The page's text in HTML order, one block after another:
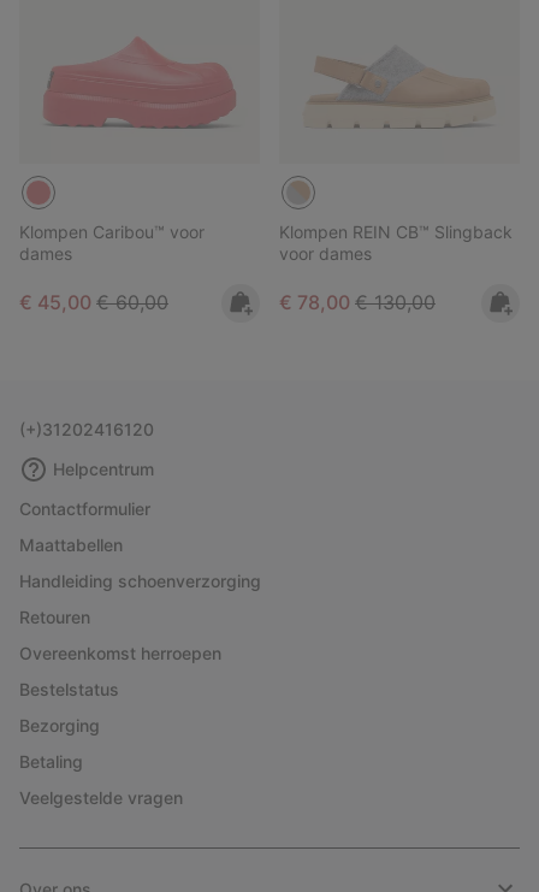
Klompen Caribou™ voor
dames
Sale price:
€ 45,00 Regular price:
€ 60,00
Klompen REIN CB™ Slingback
voor dames
Sale price:
€ 78,00 Regular price:
€ 130,00
(+)31202416120
Helpcentrum
Contactformulier
Maattabellen
Handleiding schoenverzorging
Retouren
Overeenkomst herroepen
Bestelstatus
Bezorging
Betaling
Veelgestelde vragen